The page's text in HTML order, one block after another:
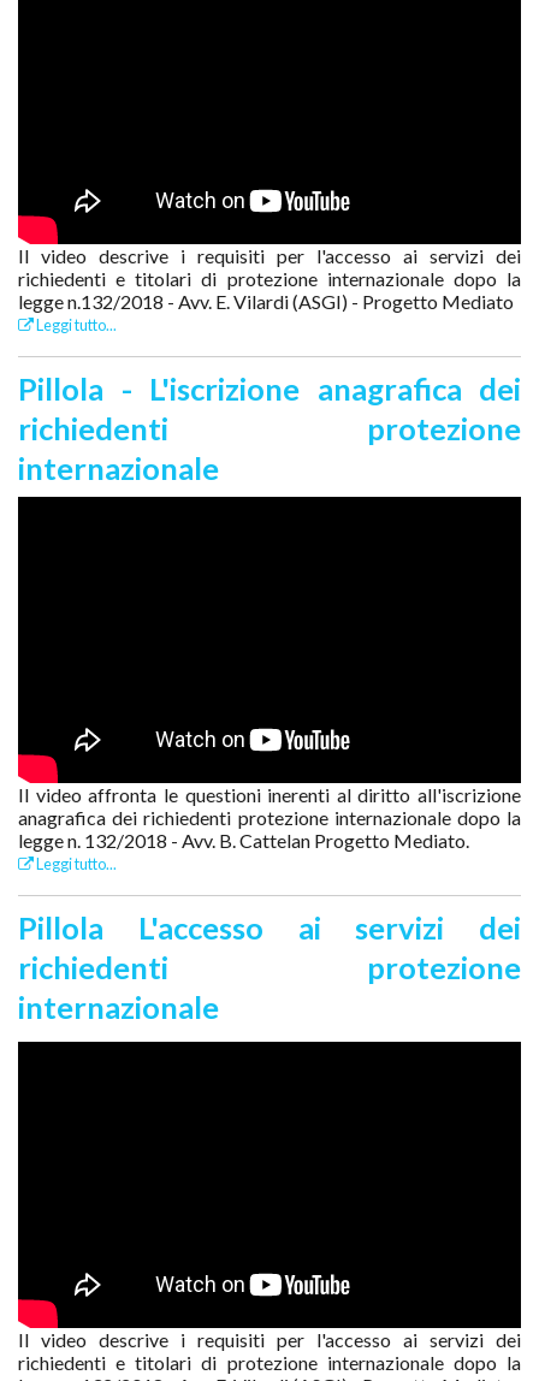
Il video descrive i requisiti per l'accesso ai servizi dei
richiedenti e titolari di protezione internazionale dopo la
legge n.132/2018 - Avv. E. Vilardi (ASGI) - Progetto Mediato
Leggi tutto...
Pillola - L'iscrizione anagrafica dei
richiedenti protezione
internazionale
Il video affronta le questioni inerenti al diritto all'iscrizione
anagrafica dei richiedenti protezione internazionale dopo la
legge n. 132/2018 - Avv. B. Cattelan Progetto Mediato.
Leggi tutto...
Pillola L'accesso ai servizi dei
richiedenti protezione
internazionale
Il video descrive i requisiti per l'accesso ai servizi dei
richiedenti e titolari di protezione internazionale dopo la